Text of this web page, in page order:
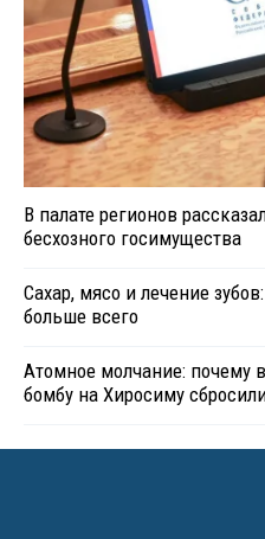
В палате регионов
бесхозного госимущества
Сахар, мясо и лечение
больше всего
Атомное молчание: почему
бомбу на Хиросиму